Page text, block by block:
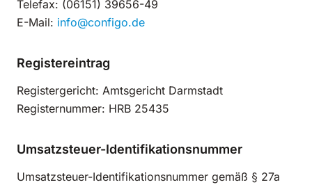
Telefax: (06151) 39656-49
E-Mail: info@configo.de
Registereintrag
Registergericht: Amtsgericht Darmstadt
Registernummer: HRB 25435
Umsatzsteuer-Identifikationsnummer
Umsatzsteuer-Identifikationsnummer gemäß § 27a